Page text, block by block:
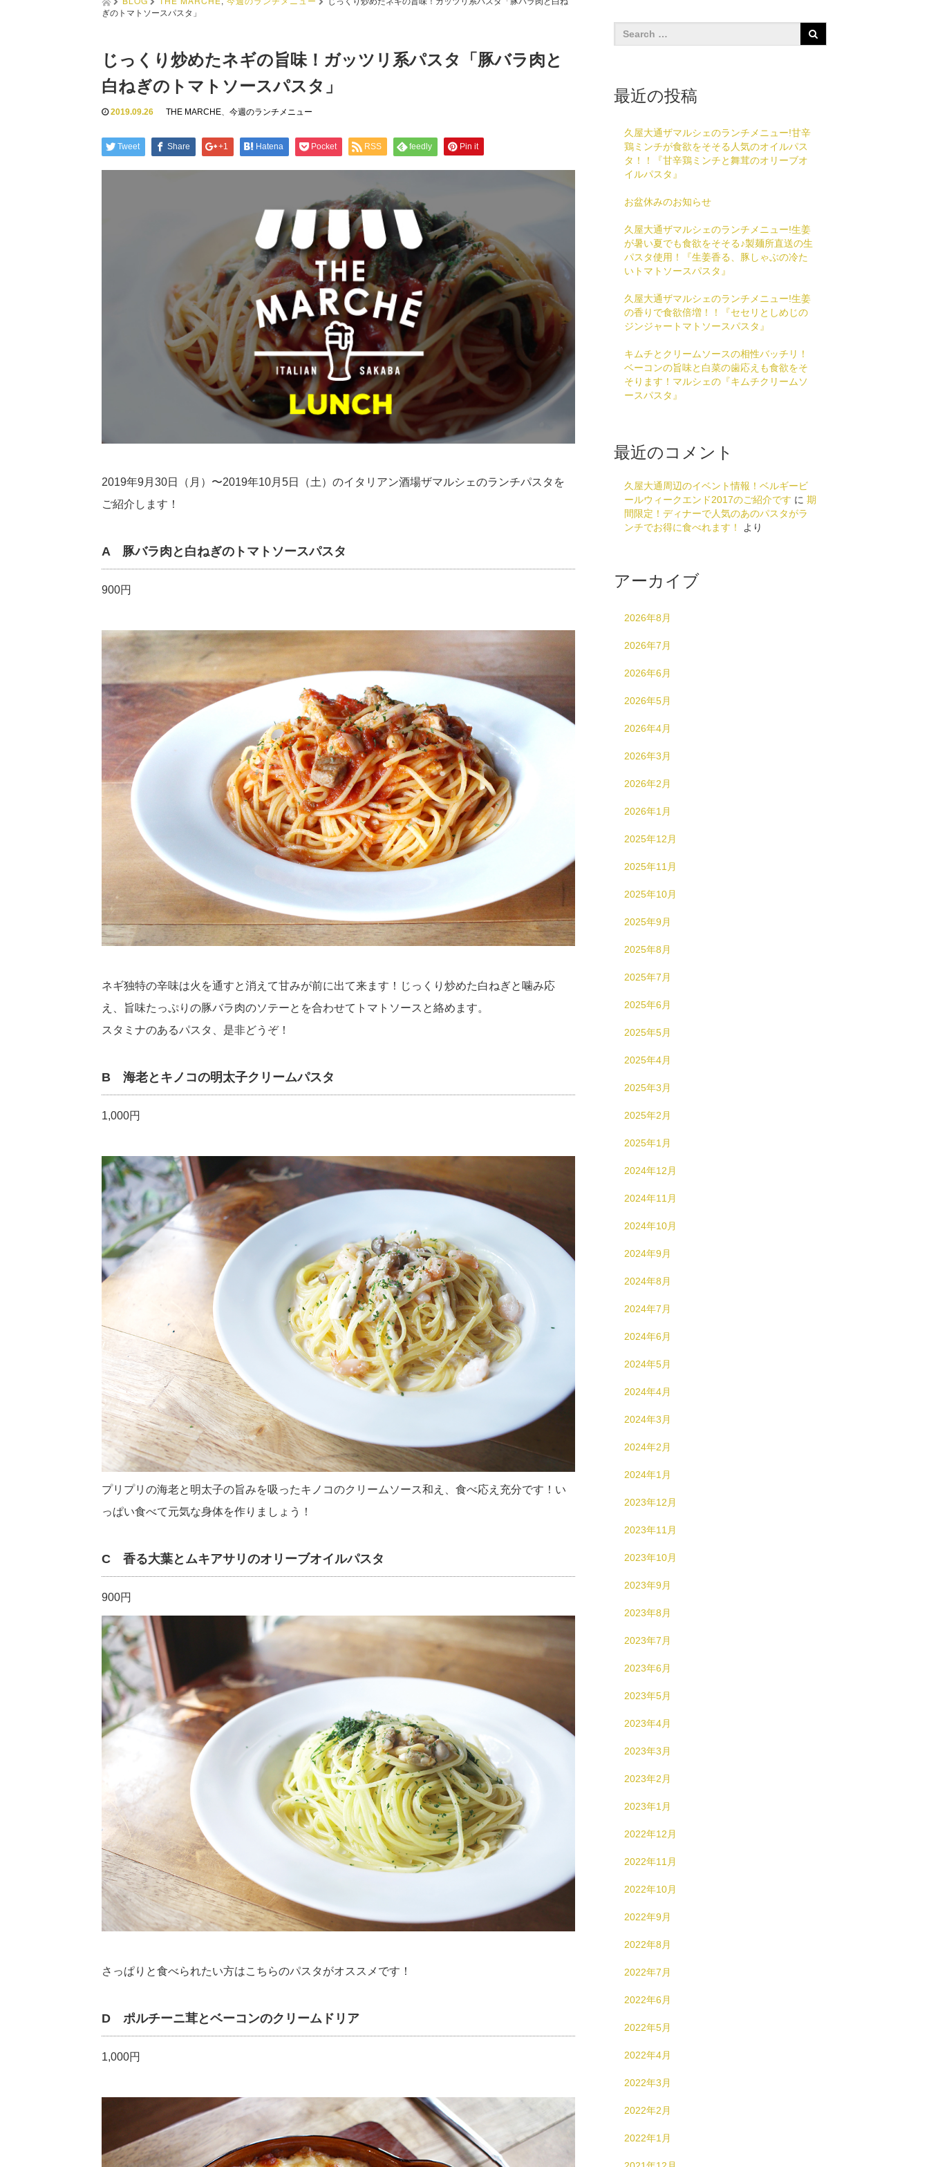
ぎのトマトソースパスタ」
じっくり炒めたネギの旨味！ガッツリ系パスタ「豚バラ肉と
白ねぎのトマトソースパスタ」
2019.09.26 THE MARCHE、 今週のランチメニュー
Tweet Share +1 Hatena Pocket RSS feedly Pin it
2019年9月30日（月）〜2019年10月5日（土）のイタリアン酒場ザマルシェのランチパスタを
ご紹介します！
A 豚バラ肉と白ねぎのトマトソースパスタ
900円
ネギ独特の辛味は火を通すと消えて甘みが前に出て来ます！じっくり炒めた白ねぎと噛み応
え、旨味たっぷりの豚バラ肉のソテーとを合わせてトマトソースと絡めます。
スタミナのあるパスタ、是非どうぞ！
B 海老とキノコの明太子クリームパスタ
1,000円
プリプリの海老と明太子の旨みを吸ったキノコのクリームソース和え、食べ応え充分です！い
っぱい食べて元気な身体を作りましょう！
C 香る大葉とムキアサリのオリーブオイルパスタ
900円
さっぱりと食べられたい方はこちらのパスタがオススメです！
D ポルチーニ茸とベーコンのクリームドリア
1,000円
最近の投稿
久屋大通ザマルシェのランチメニュー!甘辛
鶏ミンチが食欲をそそる人気のオイルパス
タ！！『甘辛鶏ミンチと舞茸のオリーブオ
イルパスタ』
お盆休みのお知らせ
久屋大通ザマルシェのランチメニュー!生姜
が暑い夏でも食欲をそそる♪製麺所直送の生
パスタ使用！『生姜香る、豚しゃぶの冷た
いトマトソースパスタ』
久屋大通ザマルシェのランチメニュー!生姜
の香りで食欲倍増！！『セセリとしめじの
ジンジャートマトソースパスタ』
キムチとクリームソースの相性バッチリ！
ベーコンの旨味と白菜の歯応えも食欲をそ
そります！マルシェの『キムチクリームソ
ースパスタ』
最近のコメント
久屋大通周辺のイベント情報！ベルギービ
ールウィークエンド2017のご紹介です に期
間限定！ディナーで人気のあのパスタがラ
ンチでお得に食べれます！
より
アーカイブ
2026年8月
2026年7月
2026年6月
2026年5月
2026年4月
2026年3月
2026年2月
2026年1月
2025年12月
2025年11月
2025年10月
2025年9月
2025年8月
2025年7月
2025年6月
2025年5月
2025年4月
2025年3月
2025年2月
2025年1月
2024年12月
2024年11月
2024年10月
2024年9月
2024年8月
2024年7月
2024年6月
2024年5月
2024年4月
2024年3月
2024年2月
2024年1月
2023年12月
2023年11月
2023年10月
2023年9月
2023年8月
2023年7月
2023年6月
2023年5月
2023年4月
2023年3月
2023年2月
2023年1月
2022年12月
2022年11月
2022年10月
2022年9月
2022年8月
2022年7月
2022年6月
2022年5月
2022年4月
2022年3月
2022年2月
2022年1月